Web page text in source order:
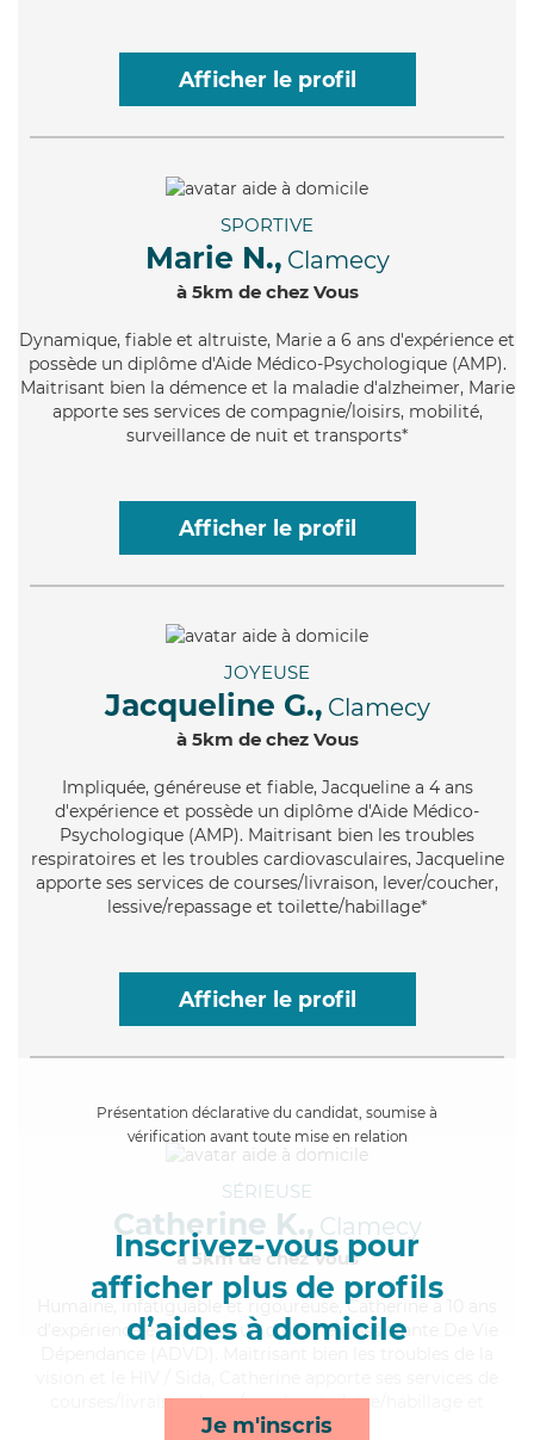
Afficher le profil
SPORTIVE
Marie N., Clamecy
à 5km de chez Vous
Dynamique, fiable et altruiste, Marie a 6 ans d'expérience et
possède un diplôme d'Aide Médico-Psychologique (AMP).
Maitrisant bien la démence et la maladie d'alzheimer, Marie
apporte ses services de compagnie/loisirs, mobilité,
surveillance de nuit et transports*
Afficher le profil
JOYEUSE
Jacqueline G., Clamecy
à 5km de chez Vous
Impliquée, généreuse et fiable, Jacqueline a 4 ans
d'expérience et possède un diplôme d'Aide Médico-
Psychologique (AMP). Maitrisant bien les troubles
respiratoires et les troubles cardiovasculaires, Jacqueline
apporte ses services de courses/livraison, lever/coucher,
lessive/repassage et toilette/habillage*
Afficher le profil
Présentation déclarative du candidat, soumise à
vérification avant toute mise en relation
Inscrivez-vous pour
afficher plus de profils
d’aides à domicile
Je m'inscris
SÉRIEUSE
Catherine K., Clamecy
à 5km de chez Vous
, infatiguable et rigoureuse, Catherine a 10 ans
d'expérience et possède un diplôme d'Assistante De Vie
courses/livraison, lever/coucher, toilette/habillage et
mobilité*